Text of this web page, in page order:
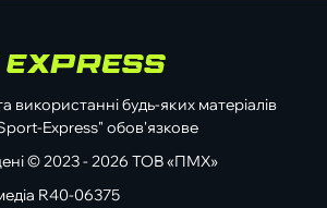
використанні будь-яких матеріалів
Express" обов'язкове
© 2023 - 2026 ТОВ «ПМХ»
R40-06375